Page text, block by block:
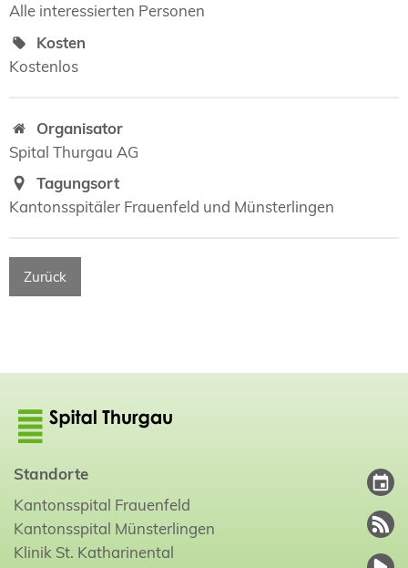
Alle interessierten Personen
Kosten
Kostenlos
Organisator
Spital Thurgau AG
Tagungsort
Kantonsspitäler Frauenfeld und Münsterlingen
Zurück
Standorte
Kantonsspital Frauenfeld
Kantonsspital Münsterlingen
Klinik St. Katharinental